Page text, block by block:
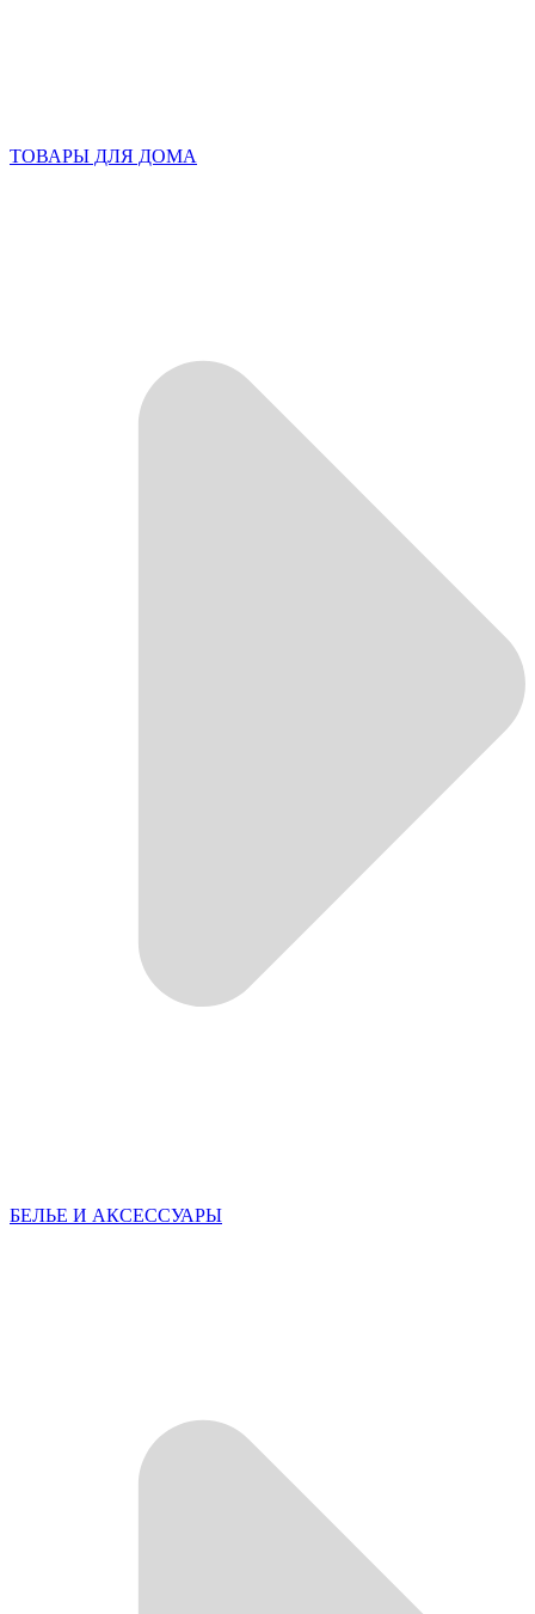
ТОВАРЫ ДЛЯ ДОМА
БЕЛЬЕ И АКСЕССУАРЫ